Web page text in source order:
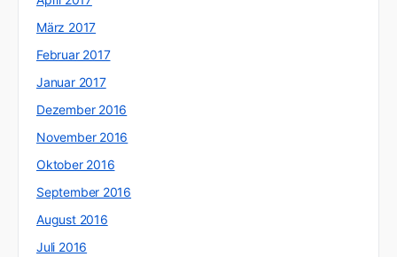
März 2017
Februar 2017
Januar 2017
Dezember 2016
November 2016
Oktober 2016
September 2016
August 2016
Juli 2016